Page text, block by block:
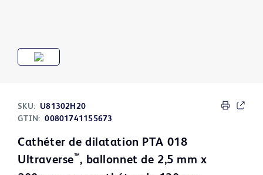
SKU:
U81302H20
GTIN: 00801741155673
Cathéter de dilatation PTA 018
Ultraverse™, ballonnet de 2,5 mm x